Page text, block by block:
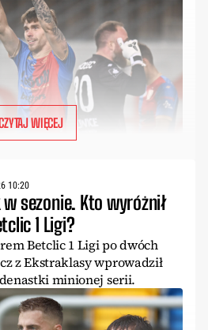
WIĘCEJ
10:20
sezonie. Kto wyróżnił
1 Ligi?
Betclic 1 Ligi po dwóch
z Ekstraklasy wprowadził
minionej serii.